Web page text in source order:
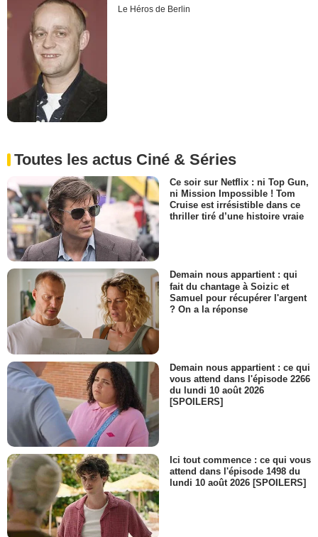
Le Héros de Berlin
Toutes les actus Ciné & Séries
Ce soir sur Netflix : ni Top Gun,
ni Mission Impossible ! Tom
Cruise est irrésistible dans ce
thriller tiré d’une histoire vraie
Demain nous appartient : qui
fait du chantage à Soizic et
Samuel pour récupérer l'argent
? On a la réponse
Demain nous appartient : ce qui
vous attend dans l'épisode 2266
du lundi 10 août 2026
[SPOILERS]
Ici tout commence : ce qui vous
attend dans l'épisode 1498 du
lundi 10 août 2026 [SPOILERS]